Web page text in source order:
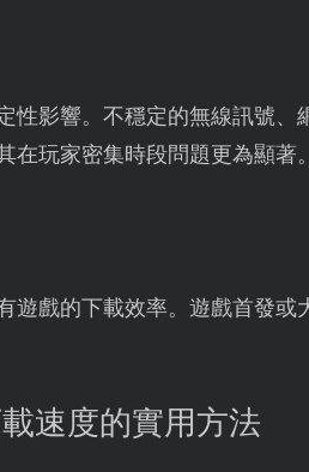
性影響。不穩定的無線訊號
玩家密集時段問題更為顯著。
遊戲的下載效率。遊戲首發
速度的實用方法